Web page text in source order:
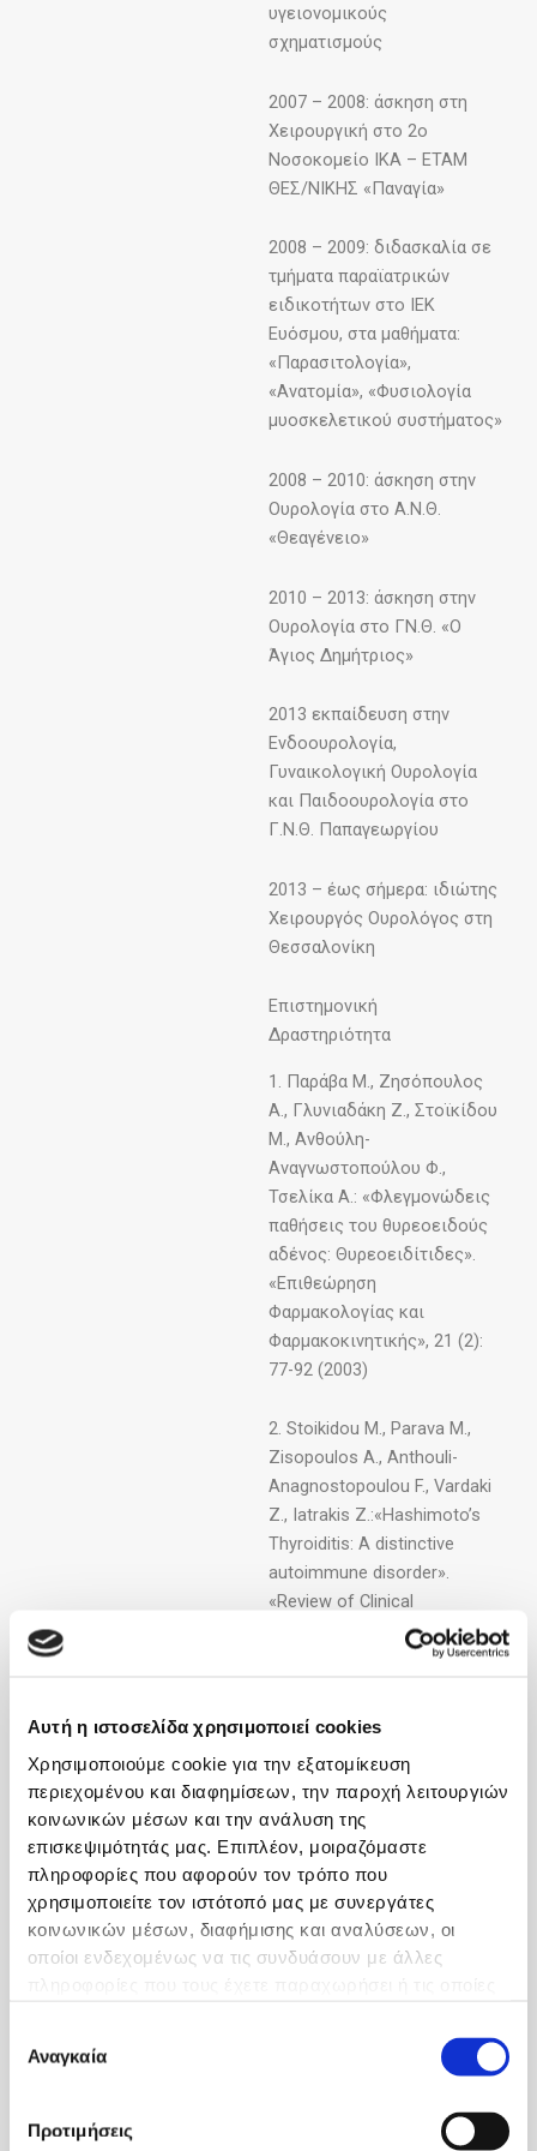
Αυτή η ιστοσελίδα χρησιμοποιεί cookies
Χρησιμοποιούμε cookie για την εξατομίκευση
περιεχομένου και διαφημίσεων, την παροχή λειτουργιών
κοινωνικών μέσων και την ανάλυση της
επισκεψιμότητάς μας. Επιπλέον, μοιραζόμαστε
πληροφορίες που αφορούν τον τρόπο που
χρησιμοποιείτε τον ιστότοπό μας με συνεργάτες
κοινωνικών μέσων, διαφήμισης και αναλύσεων, οι
οποίοι ενδεχομένως να τις συνδυάσουν με άλλες
συγκατάθεσης
Αναγκαία
Προτιμήσεις
υγειονομικούς
σχηματισμούς
2007 – 2008: άσκηση στη
Χειρουργική στο 2ο
Νοσοκομείο ΙΚΑ – ΕΤΑΜ
ΘΕΣ/ΝΙΚΗΣ «Παναγία»
2008 – 2009: διδασκαλία σε
τμήματα παραϊατρικών
ειδικοτήτων στο ΙΕΚ
Ευόσμου, στα μαθήματα:
«Παρασιτολογία»,
«Ανατομία», «Φυσιολογία
μυοσκελετικού συστήματος»
2008 – 2010: άσκηση στην
Ουρολογία στο Α.Ν.Θ.
«Θεαγένειο»
2010 – 2013: άσκηση στην
Ουρολογία στο ΓΝ.Θ. «Ο
Άγιος Δημήτριος»
2013 εκπαίδευση στην
Ενδοουρολογία,
Γυναικολογική Ουρολογία
και Παιδοουρολογία στο
Γ.Ν.Θ. Παπαγεωργίου
2013 – έως σήμερα: ιδιώτης
Χειρουργός Ουρολόγος στη
Θεσσαλονίκη
Επιστημονική
Δραστηριότητα
1. Παράβα Μ., Ζησόπουλος
Α., Γλυνιαδάκη Ζ., Στοϊκίδου
Μ., Ανθούλη-
Αναγνωστοπούλου Φ.,
Τσελίκα Α.: «Φλεγμονώδεις
παθήσεις του θυρεοειδούς
αδένος: Θυρεοειδίτιδες».
«Επιθεώρηση
Φαρμακολογίας και
Φαρμακοκινητικής», 21 (2):
77-92 (2003)
2. Stoikidou M., Parava M.,
Zisopoulos A., Anthouli-
Anagnostopoulou F., Vardaki
Z., Iatrakis Z.:«Hashimoto’s
Thyroiditis: A distinctive
autoimmune disorder».
«Review of Clinical
Pharmacology and
139-152 (2003)
3. Παράβα Μ., Ζησόπουλος
Α., Στοϊκίδου Μ., Ανθούλη-
Αναγνωστοπούλου Φ.:
«Σκλήρυνση κατά Πλάκας-
Νόσος με Πολλαπλά
Πρόσωπα». «Επιθεώρηση
Φαρμακολογίας και
4. Stoikidou M., Parava M.,